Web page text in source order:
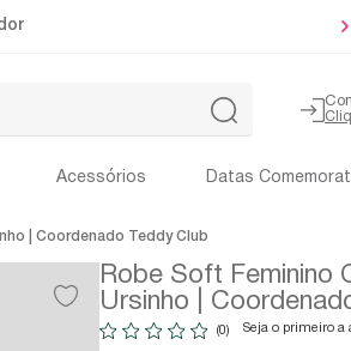
Acessórios Datas
| Coordenado Teddy Club
Robe Soft Feminino
Ursinho |
(0) Seja o primeiro a